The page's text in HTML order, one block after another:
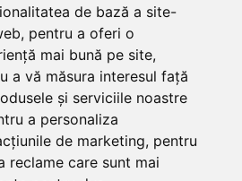
de bază a site-
, pentru a oferi o
mai bună pe site,
a vă măsura interesul față
și serviciile noastre
a personaliza
de marketing, pentru
reclame care sunt mai
5, Bucuresti
3004724
13176/1991